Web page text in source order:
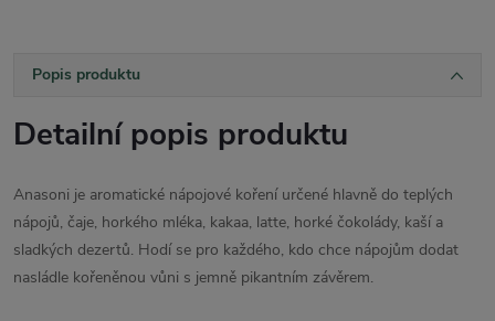
Popis produktu
Detailní popis produktu
Anasoni je aromatické nápojové koření určené hlavně do teplých
nápojů, čaje, horkého mléka, kakaa, latte, horké čokolády, kaší a
sladkých dezertů. Hodí se pro každého, kdo chce nápojům dodat
nasládle kořeněnou vůni s jemně pikantním závěrem.